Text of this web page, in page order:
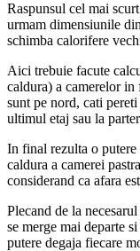
Raspunsul cel mai
urmam dimensiunile
schimba calorifere
Aici trebuie facute
caldura) a camerelor in
sunt pe nord, cati
ultimul etaj sau la
In final rezulta o putere
caldura a camerei
considerand ca afara
Plecand de la
se merge mai departe
putere degaja fiecare